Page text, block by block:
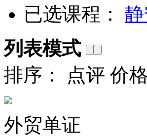
已选课程：
列表模式
排序：
点评 价
外贸单证